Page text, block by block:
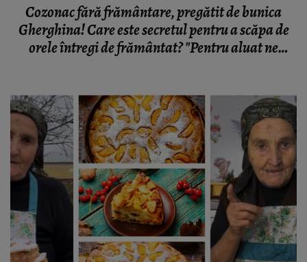
Cozonac fără frământare, pregătit de bunica
Gherghina! Care este secretul pentru a scăpa de
orele întregi de frământat? "Pentru aluat ne